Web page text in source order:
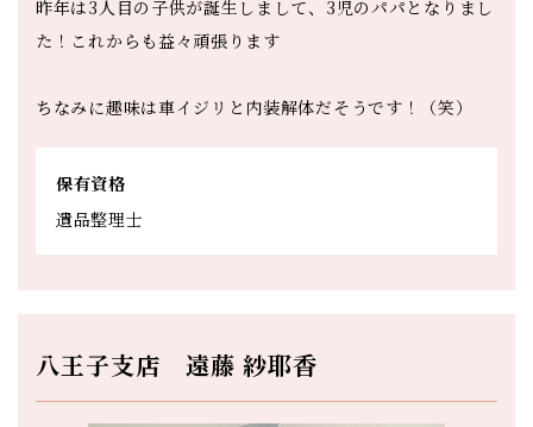
昨年は3人目の子供が誕生しまして、3児のパパとなりまし
た！これからも益々頑張ります
ちなみに趣味は車イジリと内装解体だそうです！（笑）
保有資格
遺品整理士
八王子支店 遠藤 紗耶香